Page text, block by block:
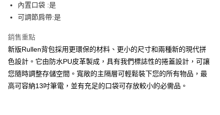
台灣樂天信用卡公司
付款後7-11取貨
每筆NT$120，滿NT$1,000(含以上)免運費
黑貓宅配(離島)
每筆NT$250，滿NT$2,000(含以上)免運費
內置口袋 :是
可調節肩帶:是
銷售重點
新版Rullen背包採用更環保的材料、更小的尺寸和兩種新的現代拼
色設計。它由防水PU皮革製成，具有我們標誌性的捲蓋設計，可讓
您隨時調整存儲空間。寬敞的主隔層可輕鬆裝下您的所有物品，最
高可容納13吋筆電，並有充足的口袋可存放較小的必需品。